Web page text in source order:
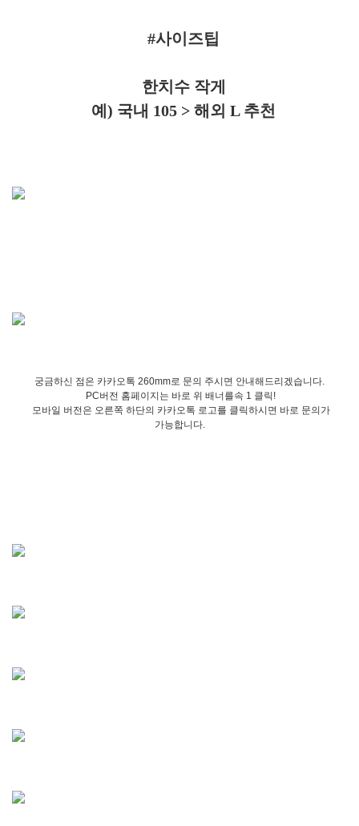
#사이즈팁
한치수 작게
예) 국내 105 > 해외 L 추천
궁금하신 점은 카카오톡 260mm로 문의 주시면 안내해드리겠습니다.
PC버전 홈페이지는 바로 위 배너를속 1 클릭!
모바일 버전은 오른쪽 하단의 카카오톡 로고를 클릭하시면 바로 문의가
가능합니다.